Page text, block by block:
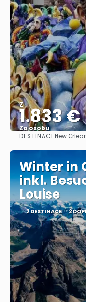
Z
1.833 €
Za osobu
DESTINACENew
Winter in
inkl.
Louise
2 DESTINACE 2